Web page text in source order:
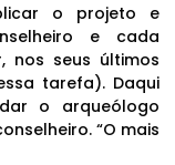
o projeto e
e cada
nos seus últimos
tarefa). Daqui
o arqueólogo
“O mais